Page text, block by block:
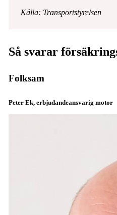
Källa: Transportstyrelsen
Så svarar
Folksam
Peter Ek, erbjudandeansvarig motor